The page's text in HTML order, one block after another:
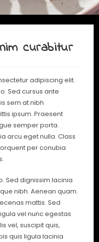
curabitur
adipiscing elit.
Sed cursus ante
sem at nibh
ipsum. Praesent
semper porta.
arcu eget nulla. Class
per conubia
Sed dignissim lacinia
nibh. Aenean quam.
mattis. Sed
vel nunc egestas
vel, suscipit quis,
quis ligula lacinia